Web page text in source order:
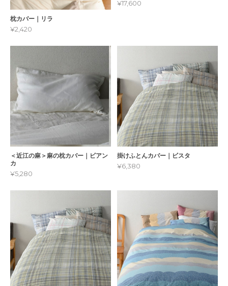
枕カバー｜リラ
¥2,420
¥17,600
＜近江の麻＞麻の枕カバー｜ビアン
カ
¥5,280
掛けふとんカバー｜ビスタ
¥6,380